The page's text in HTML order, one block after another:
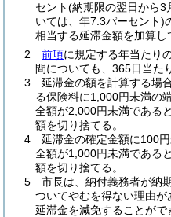
セント(納期限の翌日から3
いては、年7.3パーセント)
相当する延滞金額を加算し
2
前項に規定する年当たり
間についても、365日当た
3
延滞金の額を計算する場
る保険料に1,000円未満の
全額が2,000円未満である
額を切り捨てる。
4
延滞金の確定金額に100
全額が1,000円未満である
額を切り捨てる。
5
市長は、納付義務者が納
ついてやむを得ない理由が
延滞金を減免することがで